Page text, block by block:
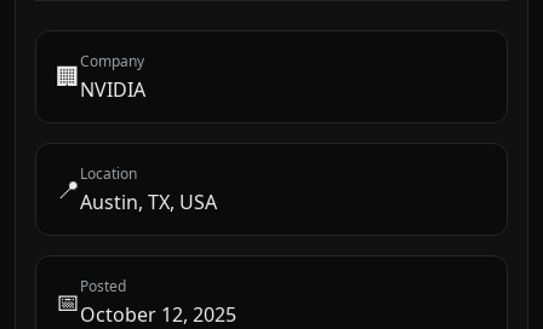
🏢Company
NVIDIA
📍Location
Austin, TX, USA
📅Posted
October 12, 2025